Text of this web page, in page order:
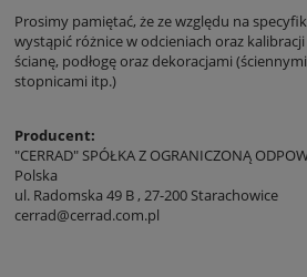
Prosimy pamiętać, że ze względu na
wystąpić różnice w odcieniach oraz
ścianę, podłogę oraz dekoracjami
stopnicami itp.)
Producent:
"CERRAD" SPÓŁKA Z OGRANICZONĄ
Polska
ul. Radomska 49 B , 27-200 Starachowice
cerrad@cerrad.com.pl